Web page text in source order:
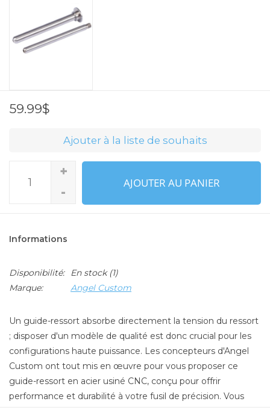
59.99$
Ajouter à la liste de souhaits
+
-
AJOUTER AU PANIER
Informations
Disponibilité: En stock(1)
Marque:
Angel Custom
Un guide-ressort absorbe directement la tension du ressort
; disposer d'un modèle de qualité est donc crucial pour les
configurations haute puissance. Les concepteurs d'Angel
Custom ont tout mis en œuvre pour vous proposer ce
guide-ressort en acier usiné CNC, conçu pour offrir
performance et durabilité à votre fusil de précision. Vous